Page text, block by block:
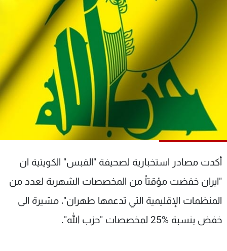
أكدت مصادر استخبارية لصحيفة "القبس" الكويتية ان
"ايران خفضت مؤقتاً من المخصصات الشهرية لعدد من
المنظمات الإقليمية التي تدعمها طهران"، مشيرة الى
خفض بنسبة %25 لمخصصات "حزب الله".
منوعات رياضة
كأس العالم
البرامج
جدول البرامج
شاهد البرامج
الترددات
عن MTV
لاعلاناتكم
وظائف
شروط الإسـتخدام